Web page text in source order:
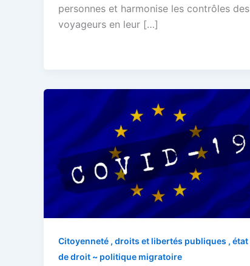
personnes et harmonise les contrôles des
voyageurs en leur […]
Citoyenneté , droits et libertés publiques , état
de droit ~ politique migratoire